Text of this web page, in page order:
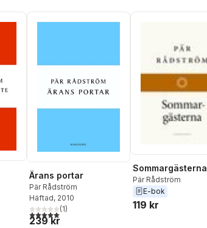
Ärans portar
Pär Rådström
Häftad, 2010
5,0utav 5 stjärnor. Totalt antal röster:
(1)
239 kr
Sommargästerna
Pär Rådström
E-bok
119 kr